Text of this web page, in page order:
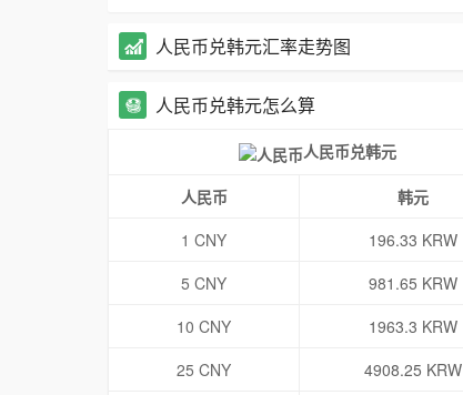
人民币兑韩元汇率走势图
人民币兑韩元怎么算
人民币兑韩元
人民币 韩元
1 CNY
196.33 KRW
5 CNY
981.65 KRW
10 CNY
1963.3 KRW
25 CNY
4908.25 KRW